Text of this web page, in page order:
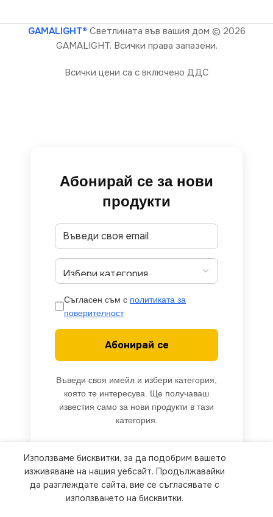
GAMALIGHT® Светлината във вашия дом © 2026
GAMALIGHT. Всички права запазени.
Всички цени са с включено ДДС
Абонирай се за нови
продукти
Съгласен съм с политиката за
поверителност
Абонирай се
Въведи своя имейл и избери категория,
която те интересува. Ще получаваш
известия само за нови продукти в тази
категория.
We use cookies to improve your experience on our
website. By browsing this website, you agree to
our use of cookies.
Използваме бисквитки, за да подобрим вашето
изживяване на нашия уебсайт. Продължавайки
да разглеждате сайта, вие се съгласявате с
използването на бисквитки.